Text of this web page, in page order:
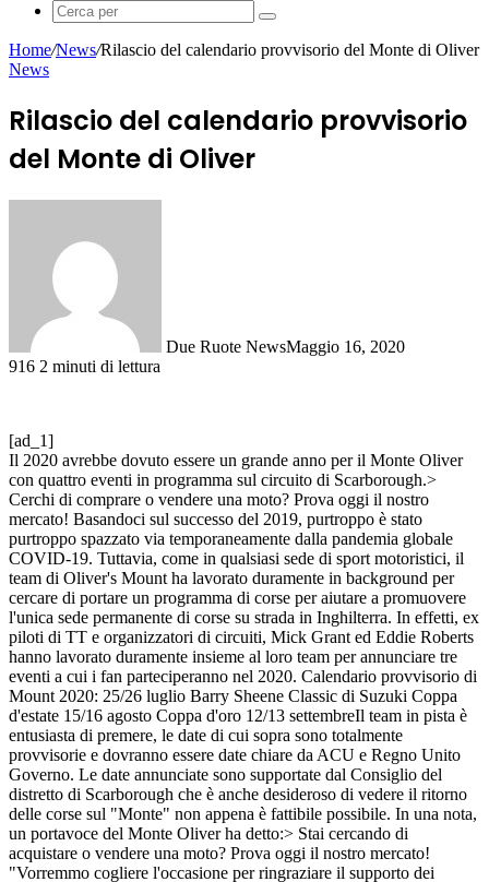
Cerca
Home/News/Rilascio del calendario provvisorio del Monte di Oliver
News
Rilascio del calendario provvisorio
del Monte di Oliver
Due Ruote NewsMaggio 16, 2020
916 2 minuti di lettura
[ad_1]
Il 2020 avrebbe dovuto essere un grande anno per il Monte Oliver
con quattro eventi in programma sul circuito di Scarborough.>
Cerchi di comprare o vendere una moto? Prova oggi il nostro
mercato! Basandoci sul successo del 2019, purtroppo è stato
purtroppo spazzato via temporaneamente dalla pandemia globale
COVID-19. Tuttavia, come in qualsiasi sede di sport motoristici, il
team di Oliver's Mount ha lavorato duramente in background per
cercare di portare un programma di corse per aiutare a promuovere
l'unica sede permanente di corse su strada in Inghilterra. In effetti, ex
piloti di TT e organizzatori di circuiti, Mick Grant ed Eddie Roberts
hanno lavorato duramente insieme al loro team per annunciare tre
eventi a cui i fan parteciperanno nel 2020. Calendario provvisorio di
Mount 2020: 25/26 luglio Barry Sheene Classic di Suzuki Coppa
d'estate 15/16 agosto Coppa d'oro 12/13 settembreIl team in pista è
entusiasta di premere, le date di cui sopra sono totalmente
provvisorie e dovranno essere date chiare da ACU e Regno Unito
Governo. Le date annunciate sono supportate dal Consiglio del
distretto di Scarborough che è anche desideroso di vedere il ritorno
delle corse sul "Monte" non appena è fattibile possibile. In una nota,
un portavoce del Monte Oliver ha detto:> Stai cercando di
acquistare o vendere una moto? Prova oggi il nostro mercato!
"Vorremmo cogliere l'occasione per ringraziare il supporto dei